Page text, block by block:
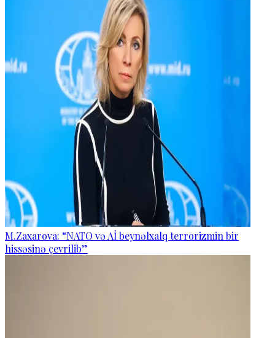
M.Zaxarova: “NATO və Aİ beynəlxalq terrorizmin bir
hissəsinə çevrilib”